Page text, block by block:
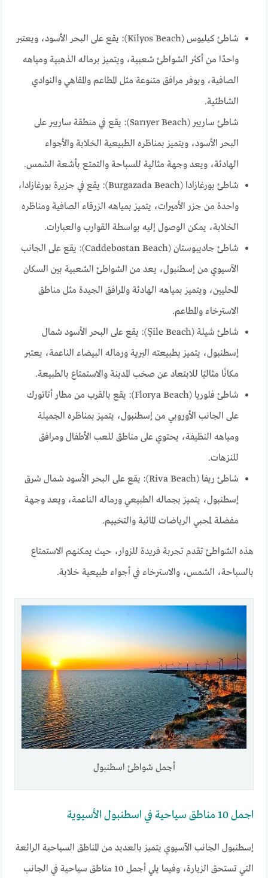
شاطئ كيليوس (Kilyos Beach): يقع على البحر الأسود، ويعتبر
واحدًا من أكثر الشواطئ شعبية، ويتميز برماله الذهبية ومياهه
الصافية، ويوفر مرافق متنوعة مثل المطاعم والمقاهي والنوادي
الشاطئية.
شاطئ ساريير (Sarıyer Beach): يقع في منطقة ساريير على
البحر الأسود، ويتميز بمناظره الطبيعية الخلابة والأجواء
الهادئة، ويعد وجهة مثالية للسباحة والتمتع بأشعة الشمس.
شاطئ بورغازادا (Burgazada Beach): يقع في جزيرة بورغازادا،
واحدة من جزر الأميرات، يتميز بمياهه الزرقاء الصافية ومناظره
الخلابة، يمكن الوصول إليه بواسطة القوارب والعبارات.
شاطئ جاديبوستان (Caddebostan Beach): يقع على الجانب
الآسيوي من إسطنبول، يعد من الشواطئ الشعبية بين السكان
المحليين، ويتميز بمياهه الهادئة والمرافق الجيدة مثل مناطق
الاسترخاء والمطاعم.
شاطئ شيلة (Şile Beach): يقع على البحر الأسود شمال
إسطنبول، يتميز بطبيعته البرية ورماله البيضاء الناعمة، يعتبر
مكانًا مثاليًا للابتعاد عن صخب المدينة والاستمتاع بالطبيعة.
شاطئ فلوريا (Florya Beach): يقع بالقرب من مطار أتاتورك
على الجانب الأوروبي من إسطنبول، يتميز بمناظره الجميلة
ومياهه النظيفة، يحتوي على مناطق للعب الأطفال ومرافق
للنزهات.
شاطئ ريفا (Riva Beach): يقع على البحر الأسود شمال شرق
إسطنبول، يتميز بجماله الطبيعي ورماله الناعمة، ويعد وجهة
مفضلة لمحبي الرياضات المائية والتخييم.
هذه الشواطئ تقدم تجربة فريدة للزوار، حيث يمكنهم الاستمتاع
بالسباحة، الشمس، والاسترخاء في أجواء طبيعية خلابة.
أجمل شواطئ اسطنبول
اجمل 10 مناطق سياحية في اسطنبول الأسيوية
إسطنبول الجانب الآسيوي يتميز بالعديد من المناطق السياحية الرائعة
التي تستحق الزيارة، وفيما يلي أجمل 10 مناطق سياحية في الجانب